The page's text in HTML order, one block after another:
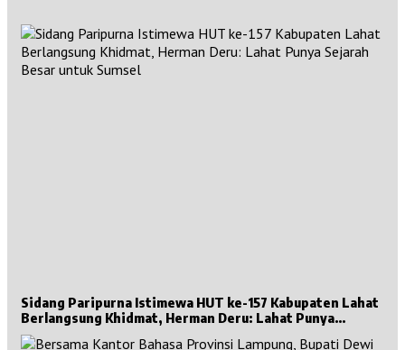
Sidang Paripurna Istimewa HUT ke-157 Kabupaten Lahat
Berlangsung Khidmat, Herman Deru: Lahat Punya
Sejarah Besar untuk Sumsel